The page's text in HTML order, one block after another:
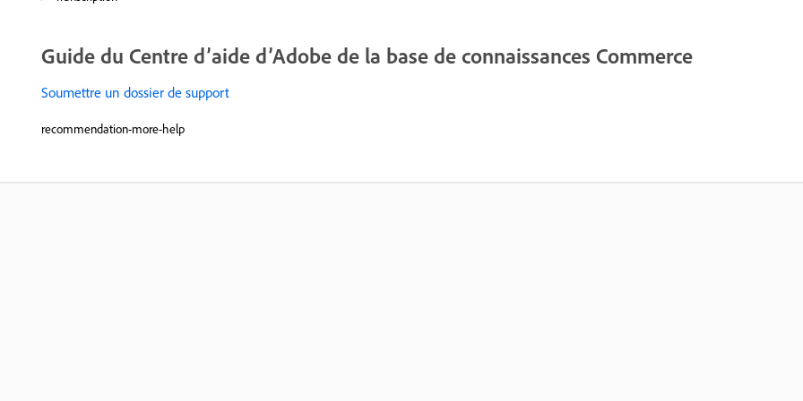
Guide du Centre d’aide d’Adobe de la base de connaissances Commerce
Soumettre un dossier de support
recommendation-more-help